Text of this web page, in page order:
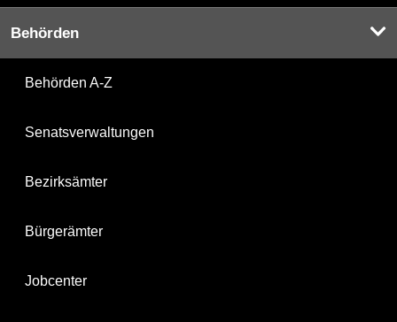
Behörden
Behörden A-Z
Senatsverwaltungen
Bezirksämter
Bürgerämter
Jobcenter